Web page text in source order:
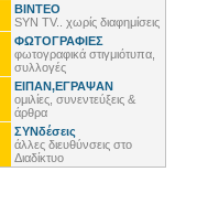
ΒΙΝΤΕΟ
SYN TV.. χωρίς διαφημίσεις
ΦΩΤΟΓΡΑΦΙΕΣ
φωτογραφικά στιγμιότυπα,
συλλογές
ΕΙΠΑΝ,ΕΓΡΑΨΑΝ
ομιλίες, συνεντεύξεις &
άρθρα
ΣΥΝδέσεις
άλλες διευθύνσεις στο
Διαδίκτυο